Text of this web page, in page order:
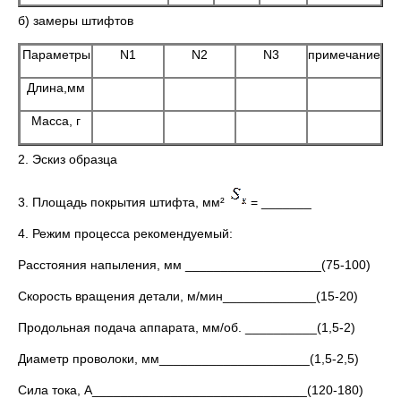
б) замеры штифтов
Параметры N1 N2 N3 примечание
Длина,мм
Масса, г
2. Эскиз образца
3. Площадь покрытия штифта, мм² = _______
4. Режим процесса рекомендуемый:
Расстояния напыления, мм ___________________(75-100)
Скорость вращения детали, м/мин_____________(15-20)
Продольная подача аппарата, мм/об. __________(1,5-2)
Диаметр проволоки, мм_____________________(1,5-2,5)
Сила тока, А______________________________(120-180)